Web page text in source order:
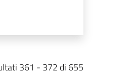
361 - 372 di 655